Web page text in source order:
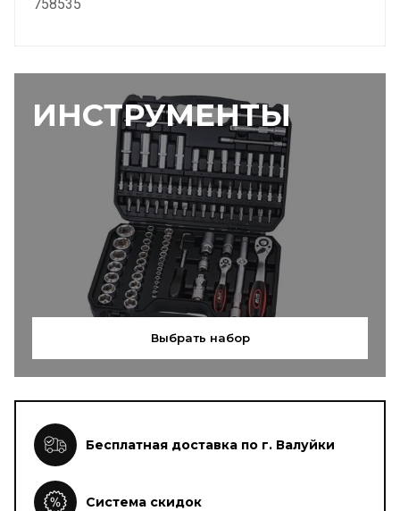
758535
ИНСТРУМЕНТЫ
Выбрать набор
Бесплатная доставка по г. Валуйки
Система скидок